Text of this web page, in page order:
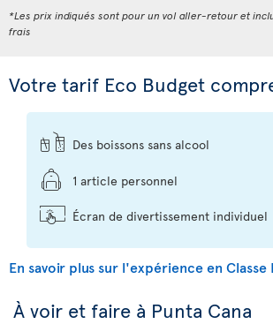
*Les prix indiqués sont pour un vol aller-retour et
frais
Votre tarif Eco Budget
Des boissons sans alcool
1 article personnel
Écran de divertissement individuel
En savoir plus sur l'expérience en
À voir et faire à Punta Cana